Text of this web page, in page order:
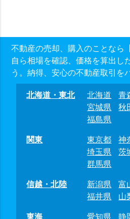
不動産の売却、購入のことなら
自ら相場を確認、価格を算出し
う。納得、安心の不動産取引を
北海道・東北 北海道 青
宮城県
秋
福島県
関東
東京都 神
埼玉県
茨
群馬県
信越・北陸
新潟県 富
福井県
山
東海
愛知県 静